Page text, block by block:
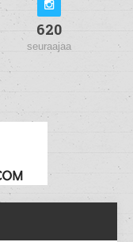
620
seuraajaa